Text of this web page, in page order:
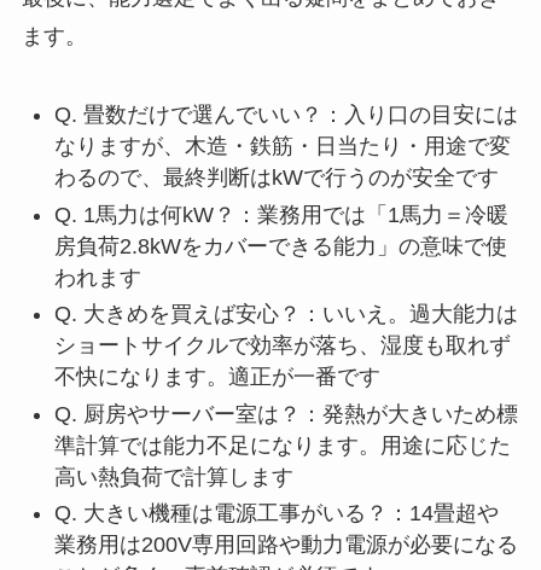
ます。
Q. 畳数だけで選んでいい？：入り口の目安には
なりますが、木造・鉄筋・日当たり・用途で変
わるので、最終判断はkWで行うのが安全です
Q. 1馬力は何kW？：業務用では「1馬力＝冷暖
房負荷2.8kWをカバーできる能力」の意味で使
われます
Q. 大きめを買えば安心？：いいえ。過大能力は
ショートサイクルで効率が落ち、湿度も取れず
不快になります。適正が一番です
Q. 厨房やサーバー室は？：発熱が大きいため標
準計算では能力不足になります。用途に応じた
高い熱負荷で計算します
Q. 大きい機種は電源工事がいる？：14畳超や
業務用は200V専用回路や動力電源が必要になる